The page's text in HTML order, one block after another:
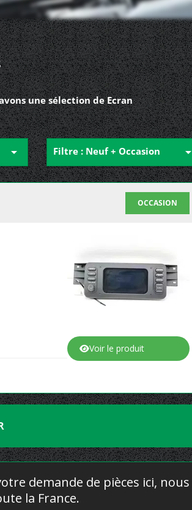
une sélection de Ecran
 Filtre : Neuf + Occasion 
OCCASION
Voir le produit
demande de pièces ici, nous
la France.